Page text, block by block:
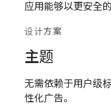
应用能够以更安全
设计方案
主题
无需依赖于用户级
性化广告。